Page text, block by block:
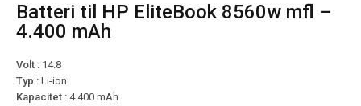
Batteri til HP EliteBook 8560w mfl –
4.400 mAh
Volt : 14.8
Typ : Li-ion
Kapacitet : 4.400 mAh